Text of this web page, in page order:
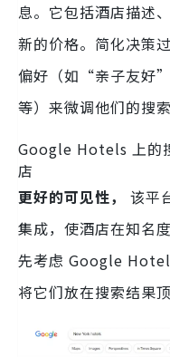
息。它包括酒店描述
新的价格。简化决策
偏好（如“亲子友好
等）来微调他们的搜索
Google Hotels 上的
店
更好的可见性， 该平
集成，使酒店在知名
先考虑 Google
将它们放在搜索结果